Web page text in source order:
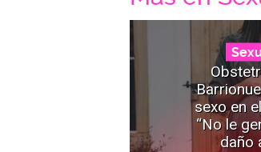
sexo en
“No le
daño